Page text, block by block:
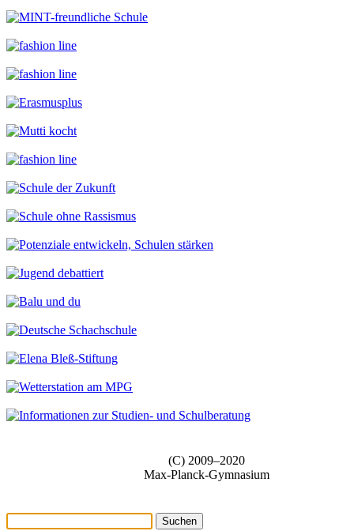
(C) 2009–2020
Max-Planck-Gymnasium
Suchen